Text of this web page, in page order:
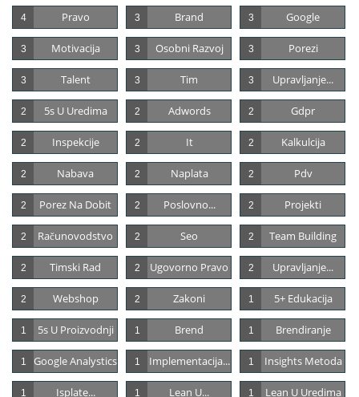
Pravo
4 Brand
3 Google
3
Motivacija
3 Osobni Razvoj
3 Porezi
3
Talent
3 Tim
3 Upravljanje...
3
5s U Uredima
2 Adwords
2 Gdpr
2
Inspekcije
2 It
2 Kalkulcija
2
Nabava
2 Naplata
2 Pdv
2
Porez Na Dobit
2 Poslovno...
2 Projekti
2
Računovodstvo
2 Seo
2 Team Building
2
Timski Rad
2 Ugovorno Pravo
2 Upravljanje...
2
Webshop
2 Zakoni
2 5+ Edukacija
1
5s U Proizvodnji
1 Brend
1 Brendiranje
1
Google Analystics
1 Implementacija...
1 Insights Metoda
1
Isplate...
1 Lean U...
1 Lean U Uredima
1